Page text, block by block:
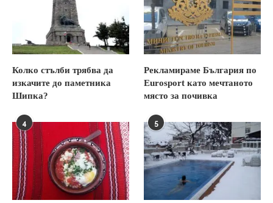
Колко стълби трябва да
изкачите до паметника
Шипка?
Рекламираме България по
Eurosport като мечтаното
място за почивка
4 5